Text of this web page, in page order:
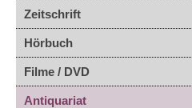
Zeitschrift
Hörbuch
Filme / DVD
Antiquariat